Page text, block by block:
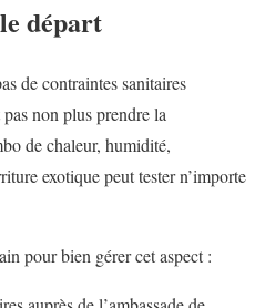
départ
de contraintes sanitaires
non plus prendre la
de chaleur, humidité,
exotique peut tester n’importe
pour bien gérer cet aspect :